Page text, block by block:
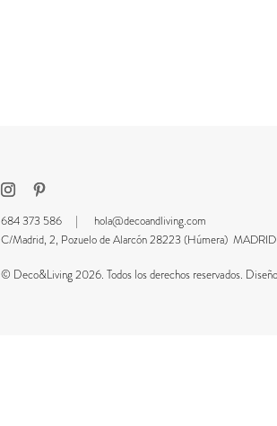
684 373 586 | hola@decoandliving.com
C/Madrid, 2, Pozuelo de Alarcón 28223 (Húmera) MADRID
© Deco&Living 2026. Todos los derechos reservados.